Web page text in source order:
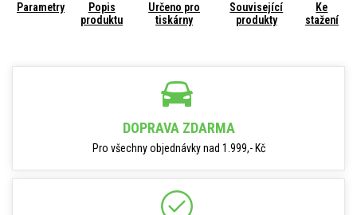
Parametry
Popis
produktu
Určeno pro
tiskárny
Související
produkty
Ke
stažení
DOPRAVA ZDARMA
Pro všechny objednávky nad 1.999,- Kč